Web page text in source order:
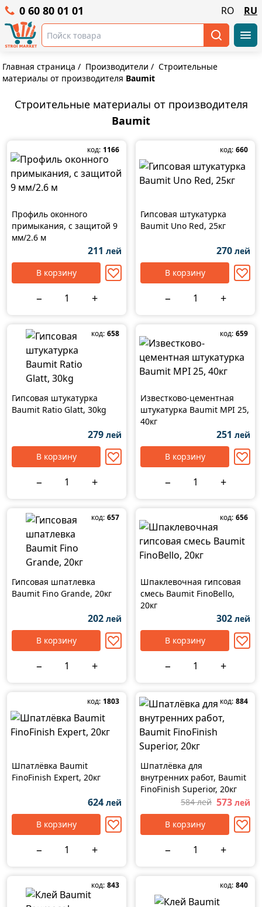
0 60 80 01 01 RO RU
Главная страница / Производители / Строительные
материалы от производителя Baumit
Строительные материалы от производителя
Baumit
код: 1166
Профиль оконного
примыкания, с защитой 9
мм/2.6 м
211 лей
В корзину
− +
код: 660
Гипсовая штукатурка
Baumit Uno Red, 25кг
270 лей
В корзину
− +
код: 658
Гипсовая штукатурка
Baumit Ratio Glatt, 30kg
279 лей
В корзину
− +
код: 659
Известково-цементная
штукатурка Baumit MPI 25,
40кг
251 лей
В корзину
− +
код: 657
Гипсовая шпатлевка
Baumit Fino Grande, 20кг
202 лей
В корзину
− +
код: 656
Шпаклевочная гипсовая
смесь Baumit FinoBello,
20кг
302 лей
В корзину
− +
код: 1803
Шпатлёвка Baumit
FinoFinish Expert, 20кг
624 лей
В корзину
− +
код: 884
Шпатлёвка для
внутренних работ, Baumit
FinoFinish Superior, 20кг
584 лей 573 лей
В корзину
− +
код: 843 код: 840